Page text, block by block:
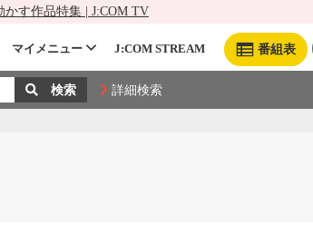
かす作品特集 | J:COM TV
番組表
マイメニュー J:COM STREAM
詳細検索